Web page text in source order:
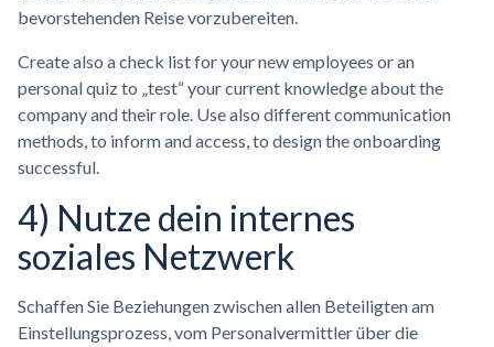
bevorstehenden Reise vorzubereiten.
Create also a check list for your new employees or an
personal quiz to „test“ your current knowledge about the
company and their role. Use also different communication
methods, to inform and access, to design the onboarding
successful.
4) Nutze dein internes
soziales Netzwerk
Schaffen Sie Beziehungen zwischen allen Beteiligten am
Einstellungsprozess, vom Personalvermittler über die